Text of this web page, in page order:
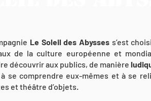
Le Soleil des Abyssess’est
de la culture européenne et
découvrir aux publics, de manière
se comprendre eux-mêmes et à se
et théâtre d’objets.